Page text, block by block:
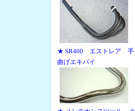
★ SR400 エストレア 手
曲げエキパイ